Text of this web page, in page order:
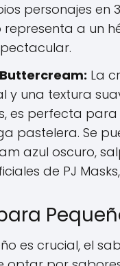
personajes en
a un
La
y una textura
es perfecta
pastelera. Se
azul oscuro,
de PJ
es crucial, el